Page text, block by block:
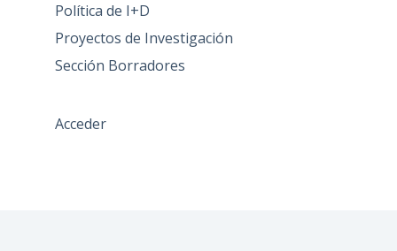
Política de I+D
Proyectos de Investigación
Sección Borradores
Acceder